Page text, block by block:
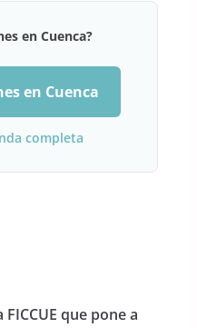
en Cuenca?
en Cuenca
completa
que pone a